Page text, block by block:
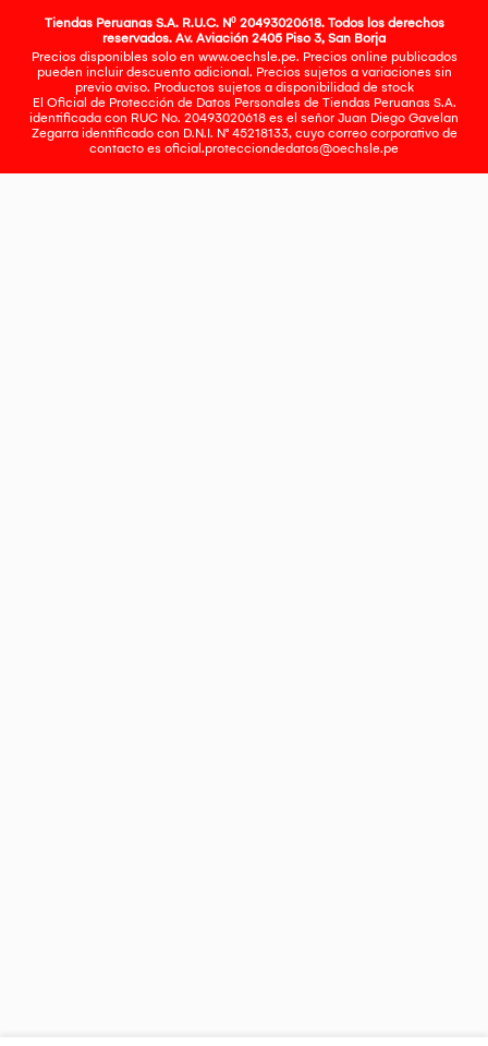
Tiendas Peruanas S.A. R.U.C. Nº 20493020618. Todos los derechos
reservados. Av. Aviación 2405 Piso 3, San Borja
Precios disponibles solo en www.oechsle.pe. Precios online publicados
pueden incluir descuento adicional. Precios sujetos a variaciones sin
previo aviso. Productos sujetos a disponibilidad de stock
El Oficial de Protección de Datos Personales de Tiendas Peruanas S.A.
identificada con RUC No. 20493020618 es el señor Juan Diego Gavelan
Zegarra identificado con D.N.I. N° 45218133, cuyo correo corporativo de
contacto es oficial.protecciondedatos@oechsle.pe